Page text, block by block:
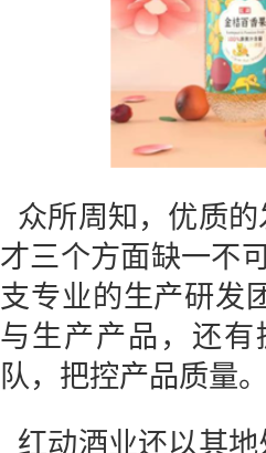
众所周知，优质
才三个方面缺一不
支专业的生产研发
与生产产品，还
队，把控产品质量。
红动酒业还以其